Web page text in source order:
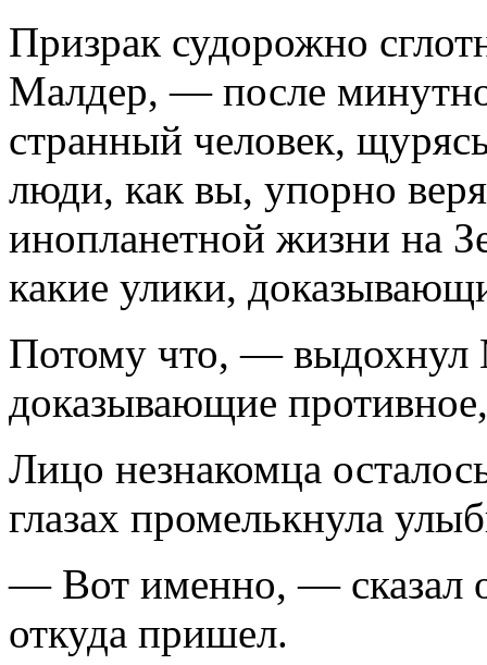
Призрак судорожно
Малдер, — после
странный человек,
люди, как вы, упорно
инопланетной жизни на
какие улики,
Потому что, — выдохнул
доказывающие
Лицо незнакомца
глазах промелькнула
— Вот именно, — сказал
откуда пришел.